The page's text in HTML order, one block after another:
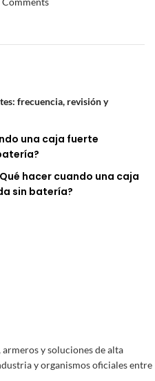
frecuencia, revisión y
una caja fuerte
hacer cuando una caja
sin batería?
y soluciones de alta
y organismos oficiales entre